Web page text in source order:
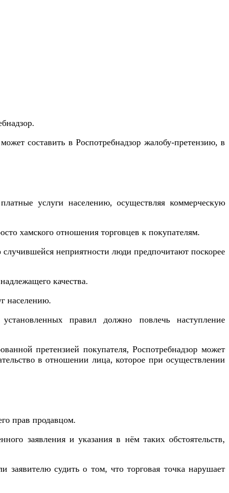
составить в Роспотребнадзор жалобу-претензию, в
услуги населению, осуществляя коммерческую
хамского отношения торговцев к покупателям.
неприятности люди предпочитают поскорее
качества.
населению.
правил должно повлечь наступление
претензией покупателя, Роспотребнадзор может
в отношении лица, которое при осуществлении
прав продавцом.
заявления и указания в нём таких обстоятельств,
судить о том, что торговая точка нарушает